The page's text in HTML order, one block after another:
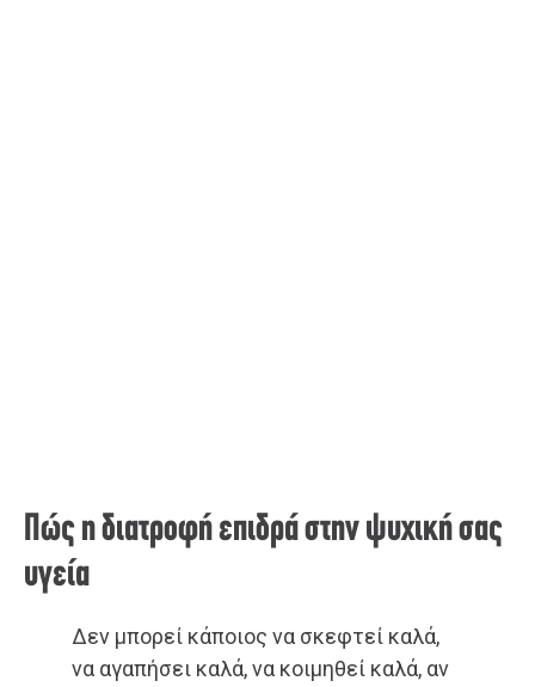
Πώς η διατροφή επιδρά στην ψυχική σας
υγεία
Δεν μπορεί κάποιος να σκεφτεί καλά,
να αγαπήσει καλά, να κοιμηθεί καλά, αν